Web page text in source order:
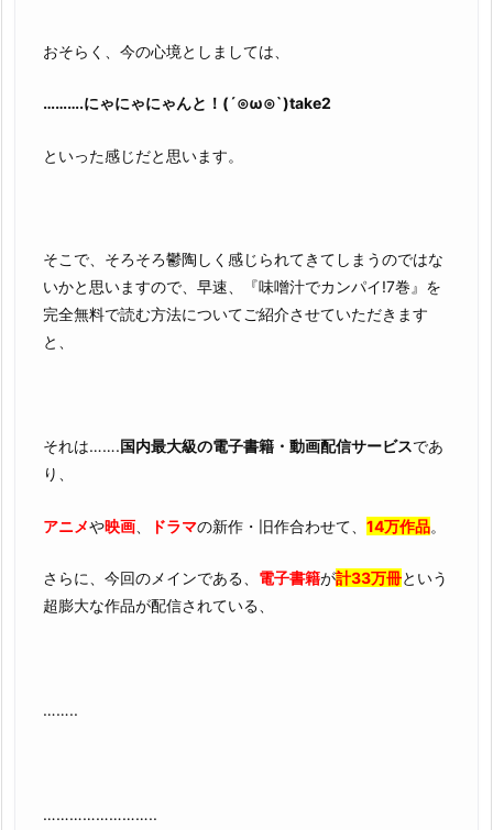
おそらく、今の心境としましては、
……….にゃにゃにゃんと！(´⊙ω⊙`)take2
といった感じだと思います。
そこで、そろそろ鬱陶しく感じられてきてしまうのではな
いかと思いますので、早速、『味噌汁でカンパイ!7巻』を
完全無料で読む方法についてご紹介させていただきます
と、
それは…….国内最大級の電子書籍・動画配信サービスであ
り、
アニメや映画 ドラマの新作・旧作合わせて、 14万作品。
さらに、今回のメインである、 電子書籍が計33万冊という
超膨大な作品が配信されている、
……..
……………………..